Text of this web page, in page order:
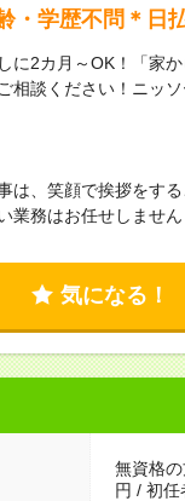
・学歴不問＊日
に2カ月～OK！「家
相談ください！ニッ
は、笑顔で挨拶をす
業務はお任せしませ
気になる！
無資格
円 / 初